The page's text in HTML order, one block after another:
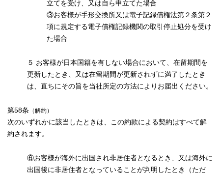
立てを受け、又は自ら申立てた場合
③お客様が手形交換所又は電子記録債権法第２条第２
項に規定する電子債権記録機関の取引停止処分を受け
た場合
５ お客様が日本国籍を有しない場合において、在留期間を
更新したとき、又は在留期間が更新されずに満了したとき
は、直ちにその旨を当社所定の方法によりお届出ください。
第58条 （解約）
次のいずれかに該当したときは、この約款による契約はすべて解
約されます。
⑥お客様が海外に出国され非居住者となるとき、又は海外に
出国後に非居住者となっていることが判明したとき（ただ